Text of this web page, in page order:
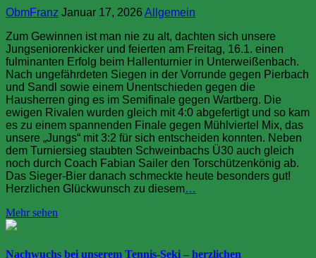
ObmFranz Januar 17, 2026 Allgemein
Zum Gewinnen ist man nie zu alt, dachten sich unsere
Jungseniorenkicker und feierten am Freitag, 16.1. einen
fulminanten Erfolg beim Hallenturnier in Unterweißenbach.
Nach ungefährdeten Siegen in der Vorrunde gegen Pierbach
und Sandl sowie einem Unentschieden gegen die
Hausherren ging es im Semifinale gegen Wartberg. Die
ewigen Rivalen wurden gleich mit 4:0 abgefertigt und so kam
es zu einem spannenden Finale gegen Mühlviertel Mix, das
unsere „Jungs“ mit 3:2 für sich entscheiden konnten. Neben
dem Turniersieg staubten Schweinbachs Ü30 auch gleich
noch durch Coach Fabian Sailer den Torschützenkönig ab.
Das Sieger-Bier danach schmeckte heute besonders gut!
Herzlichen Glückwunsch zu diesem…
Mehr sehen
Nachwuchs bei unserem Tennis-Seki – herzlichen